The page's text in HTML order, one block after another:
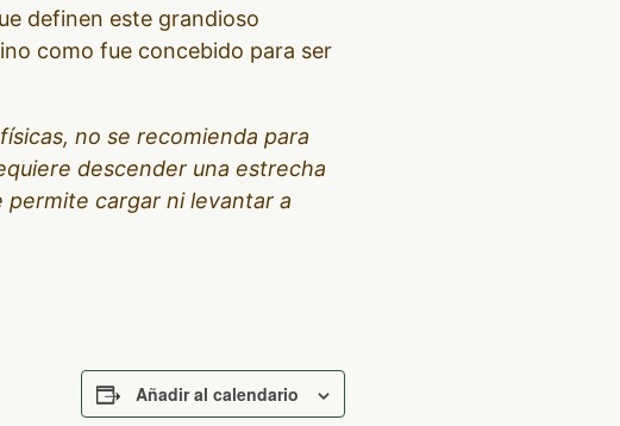
definen este grandioso
como fue concebido para ser
no se recomienda para
descender una estrecha
permite cargar ni levantar a
Añadir al calendario